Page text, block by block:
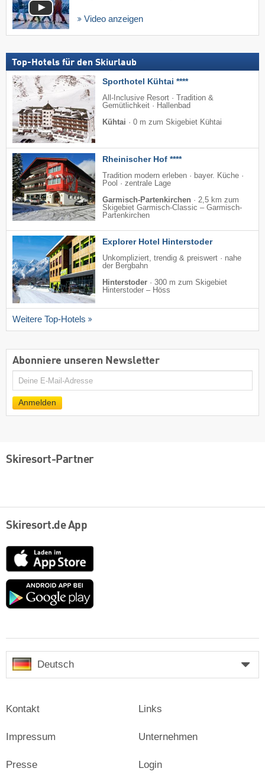
Video anzeigen
Top-Hotels für den Skiurlaub
Sporthotel Kühtai ****
All-Inclusive Resort · Tradition &
Gemütlichkeit · Hallenbad
Kühtai · 0 m zum Skigebiet Kühtai
Rheinischer Hof ****
Tradition modern erleben · bayer. Küche ·
Pool · zentrale Lage
Garmisch-Partenkirchen · 2,5 km zum
Skigebiet Garmisch-Classic – Garmisch-
Partenkirchen
Explorer Hotel Hinterstoder
Unkompliziert, trendig & preiswert · nahe
der Bergbahn
Hinterstoder · 300 m zum Skigebiet
Hinterstoder – Höss
Weitere Top-Hotels
Abonniere unseren Newsletter
E-
Mail
Anmelden
Skiresort-Partner
Skiresort.de App
App
Store
Google
Deutsch
Kontakt
Impressum
Presse
Links
Unternehmen
Login